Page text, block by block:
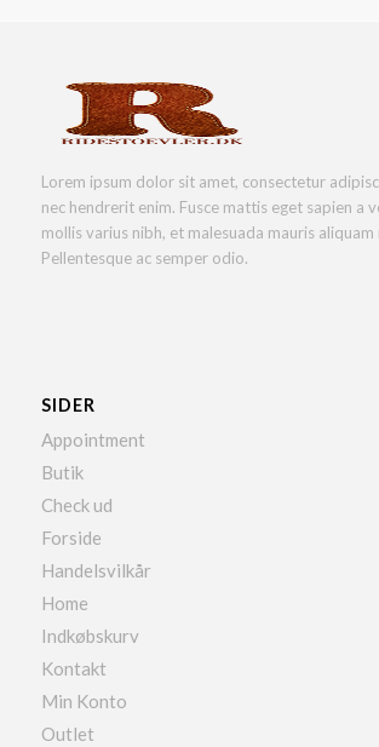
Lorem ipsum dolor sit amet, consectetur
nec hendrerit enim. Fusce mattis eget sapien a
mollis varius nibh, et malesuada mauris aliquam
Pellentesque ac semper odio.
SIDER
Appointment
Butik
Check ud
Forside
Handelsvilkår
Home
Indkøbskurv
Kontakt
Min Konto
Outlet